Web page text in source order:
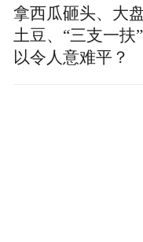
拿西瓜砸头、大
土豆、“三支一扶
以令人意难平？